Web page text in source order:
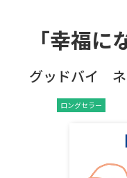
絵本
「幸福
グッドバイ ネ
ロングセラー